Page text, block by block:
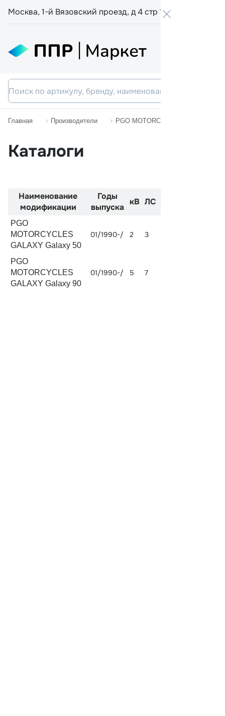
Москва, 1-й Вязовский проезд, д 4 стр 19
Главная Производители PGO MOTORCYCLES
Каталоги
Наименование
модификации
Годы
выпуска
кВ ЛС
PGO
MOTORCYCLES
GALAXY Galaxy 50
01/1990-/ 2 3
PGO
MOTORCYCLES
GALAXY Galaxy 90
01/1990-/ 5 7